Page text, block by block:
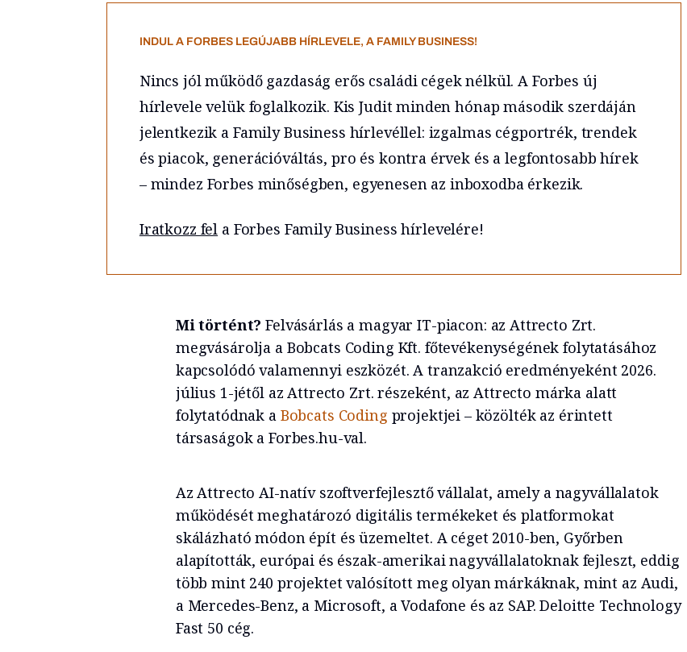
INDUL A FORBES LEGÚJABB HÍRLEVELE, A FAMILY BUSINESS!
Nincs jól működő gazdaság erős családi cégek nélkül. A Forbes új
hírlevele velük foglalkozik. Kis Judit minden hónap második szerdáján
jelentkezik a Family Business hírlevéllel: izgalmas cégportrék, trendek
és piacok, generációváltás, pro és kontra érvek és a legfontosabb hírek
– mindez Forbes minőségben, egyenesen az inboxodba érkezik.
Iratkozz fel a Forbes Family Business hírlevelére!
Mi történt?Felvásárlás a magyar IT-piacon: az Attrecto Zrt.
megvásárolja a Bobcats Coding Kft. főtevékenységének folytatásához
kapcsolódó valamennyi eszközét. A tranzakció eredményeként 2026.
július 1-jétől az Attrecto Zrt. részeként, az Attrecto márka alatt
folytatódnak a Bobcats Coding projektjei – közölték az érintett
társaságok a Forbes.hu-val.
Az Attrecto AI-natív szoftverfejlesztő vállalat, amely a nagyvállalatok
működését meghatározó digitális termékeket és platformokat
skálázható módon épít és üzemeltet. A céget 2010-ben, Győrben
alapították, európai és észak-amerikai nagyvállalatoknak fejleszt, eddig
több mint 240 projektet valósított meg olyan márkáknak, mint az Audi,
a Mercedes-Benz, a Microsoft, a Vodafone és az SAP. Deloitte Technology
Fast 50 cég.